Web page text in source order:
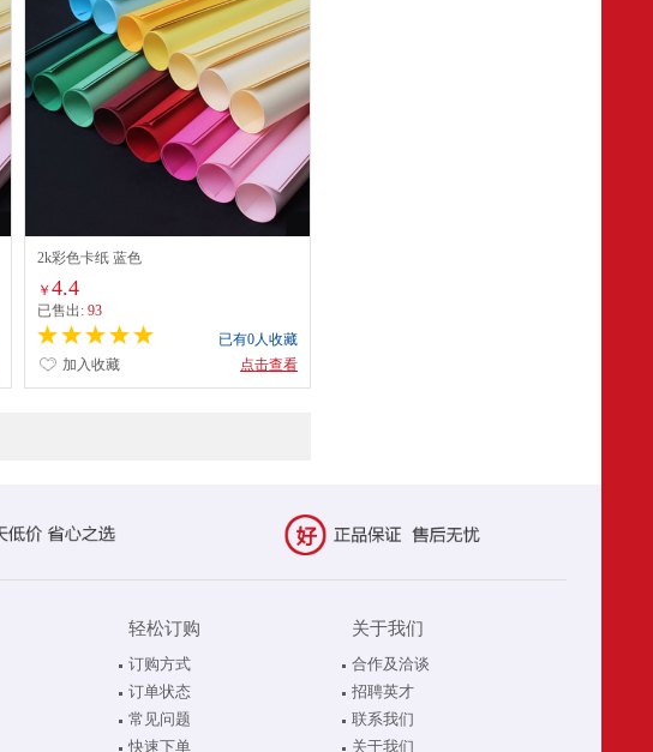
2k彩色卡纸 蓝色
￥ 4.4
已售出: 93
已有0人收藏
点击查看
加入收藏
轻松订购
订购方式
订单状态
常见问题
快速下单
关于我们
合作及洽谈
招聘英才
联系我们
关于我们